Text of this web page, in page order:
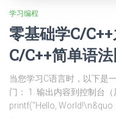
学习编程
零基础学C/
C/C++简单语
当您学习C语言时，以下是
门： 1. 输出内容到控制台
printf("Hello, World!\n&quo